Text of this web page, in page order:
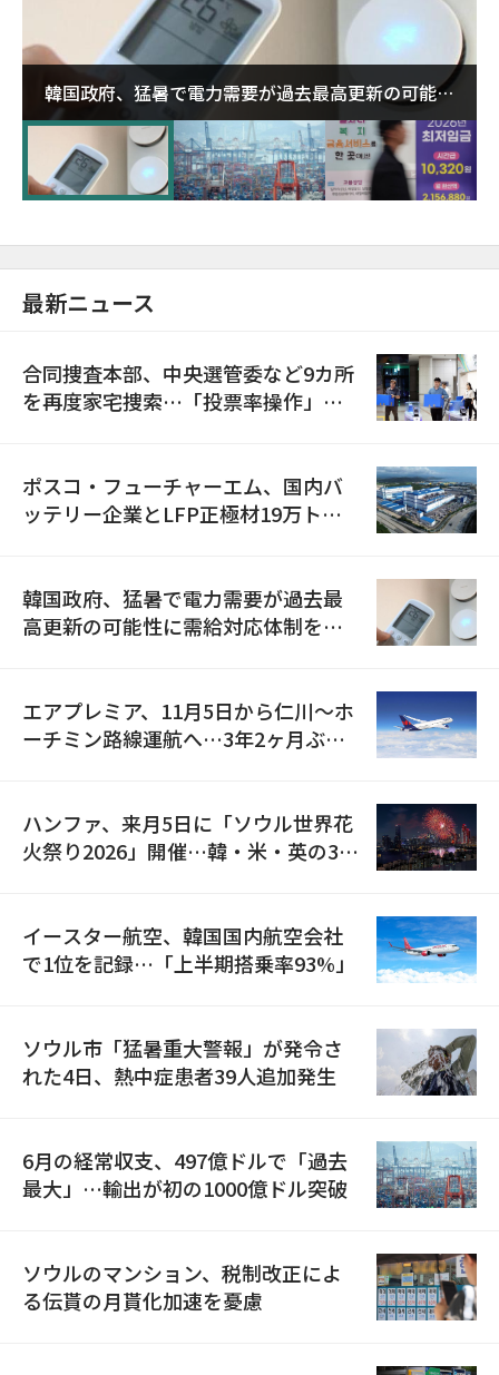
韓国政府、猛暑で電力需要が過去最高更新の可能性
に需給対応体制を点検
最新ニュース
合同捜査本部、中央選管委など9カ所
を再度家宅捜索…「投票率操作」の
ポスコ・フューチャーエム、国内バ
ッテリー企業とLFP正極材19万トン
韓国政府、猛暑で電力需要が過去最
高更新の可能性に需給対応体制を点
エアプレミア、11月5日から仁川〜ホ
ーチミン路線運航へ…3年2ヶ月ぶり
ハンファ、来月5日に「ソウル世界花
火祭り2026」開催…韓・米・英の3カ
イースター航空、韓国国内航空会社
で1位を記録…「上半期搭乗率93%」
ソウル市「猛暑重大警報」が発令さ
れた4日、熱中症患者39人追加発生
6月の経常収支、497億ドルで「過去
最大」…輸出が初の1000億ドル突破
ソウルのマンション、税制改正によ
る伝貰の月貰化加速を憂慮